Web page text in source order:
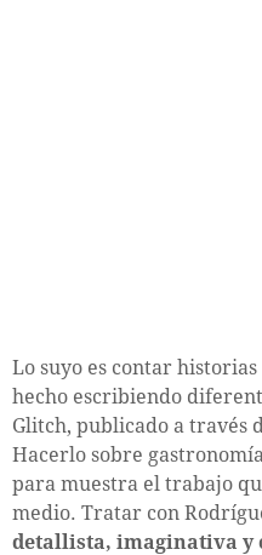
Lo suyo es contar historias
hecho escribiendo
Glitch, publicado a través
Hacerlo sobre
para muestra el trabajo
medio. Tratar con
detallista, imaginativa y